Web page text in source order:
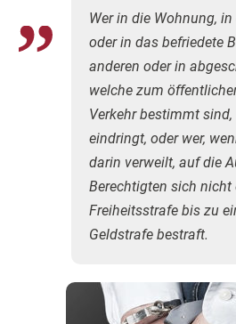
Wer in die Wohnung,
oder in das befriedete
anderen oder in
welche zum
Verkehr bestimmt
eindringt, oder wer,
darin verweilt, auf die
Berechtigten sich
Freiheitsstrafe bis zu
Geldstrafe bestraft.